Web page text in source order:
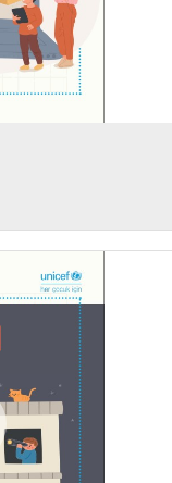
Saklıdır.
Merkezi
Güvende (yeni
Güvenli